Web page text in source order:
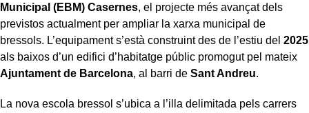
Municipal (EBM) Casernes, el projecte més avançat dels
previstos actualment per ampliar la xarxa municipal de
bressols. L’equipament s’està construint des de l’estiu del 2025
als baixos d’un edifici d’habitatge públic promogut pel mateix
Ajuntament de Barcelona, al barri de Sant Andreu.
La nova escola bressol s’ubica a l’illa delimitada pels carrers